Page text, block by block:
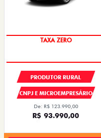
TAXA ZERO
PRODUTOR RURAL
CNPJ E MICROEMPRESÁRIO
De: R$ 123.990,00
R$ 93.990,00